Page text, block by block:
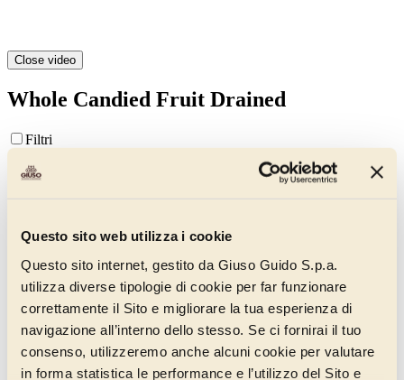
Questo sito web utilizza i cookie
Questo sito internet, gestito da Giuso Guido S.p.a.
utilizza diverse tipologie di cookie per far funzionare
correttamente il Sito e migliorare la tua esperienza di
navigazione all’interno dello stesso. Se ci fornirai il tuo
consenso, utilizzeremo anche alcuni cookie per valutare
in forma statistica le performance e l’utilizzo del Sito e
Close video
Whole Candied Fruit Drained
Filtri
Candied and semi-candied fruit
Candied Fruit In Syrup
Whole Candied Fruit Drained
Flavouring Pastes
Semi-Candied Fruit In Syrup
Whole Candied Fruit in Syrup
Whole Candied Fruit Drained